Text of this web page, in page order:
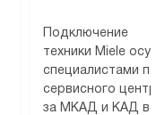
Подключение
техники Miele
специалистами
сервисного
за МКАД и КАД